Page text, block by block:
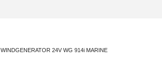
WINDGENERATOR 24V WG 914i MARINE